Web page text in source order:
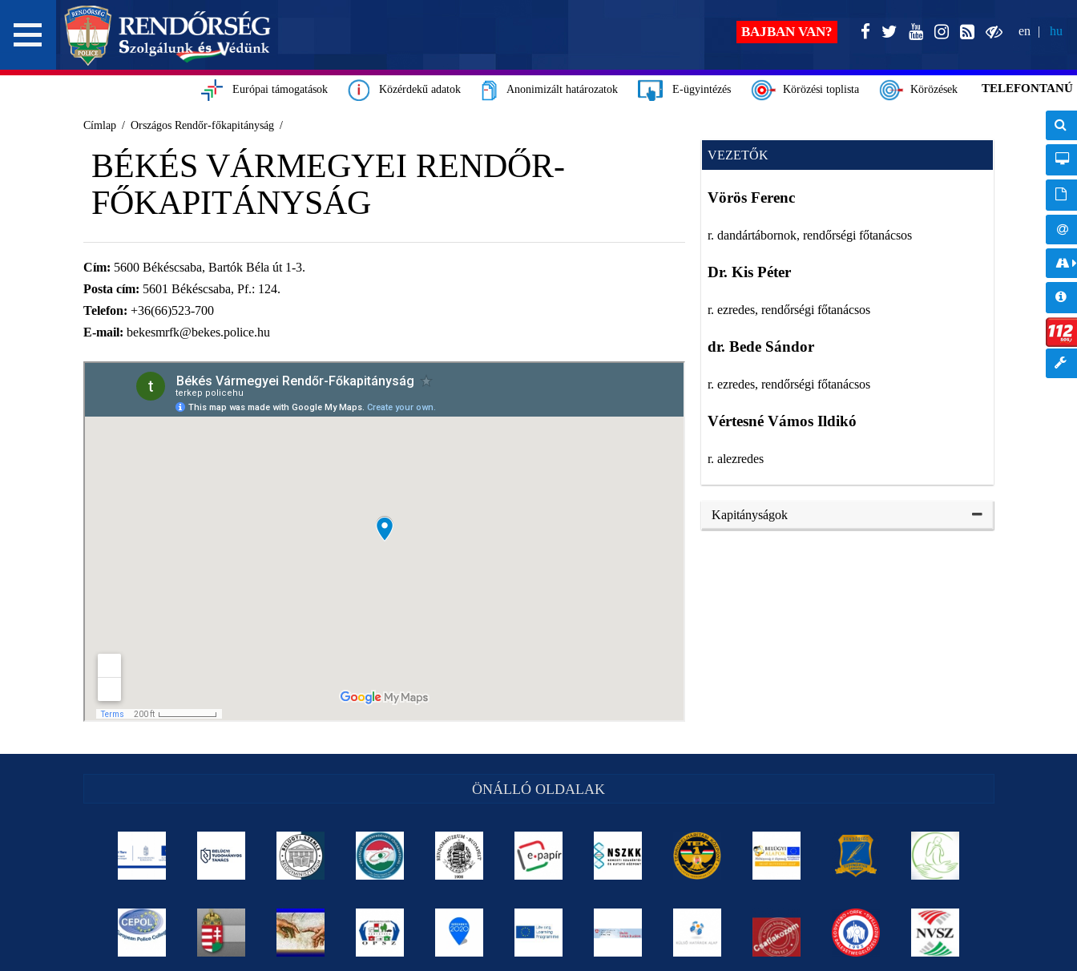
en hu
BAJBAN VAN?
Európai támogatások Közérdekű adatok Anonimizált határozatok E-ügyintézés Körözési toplista Körözések TELEFONTANÚ
Címlap Országos Rendőr-főkapitányság
BÉKÉS VÁRMEGYEI RENDŐR-
FŐKAPITÁNYSÁG
Cím: 5600 Békéscsaba, Bartók Béla út 1-3.
Posta cím: 5601 Békéscsaba, Pf.: 124.
Telefon: +36(66)523-700
E-mail: bekesmrfk@bekes.police.hu
VEZETŐK
Vörös Ferenc
r. dandártábornok, rendőrségi főtanácsos
Dr. Kis Péter
r. ezredes, rendőrségi főtanácsos
dr. Bede Sándor
r. ezredes, rendőrségi főtanácsos
Vértesné Vámos Ildikó
r. alezredes
Kapitányságok
ÖNÁLLÓ OLDALAK